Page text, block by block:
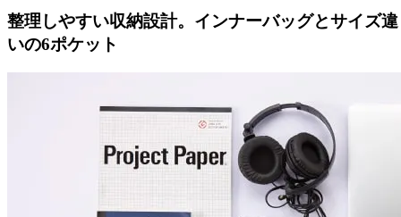
整理しやすい収納設計。インナーバッグとサイズ違
いの6ポケット